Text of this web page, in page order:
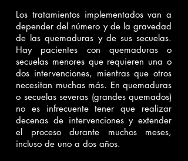
Los tratamientos implementados van a
depender del número y de la gravedad
de las quemaduras y de sus secuelas.
Hay pacientes con quemaduras o
secuelas menores que requieren una o
dos intervenciones, mientras que otros
necesitan muchas más. En quemaduras
o secuelas severas (grandes quemados)
no es infrecuente tener que realizar
decenas de intervenciones y extender
el proceso durante muchos meses,
incluso de uno a dos años.